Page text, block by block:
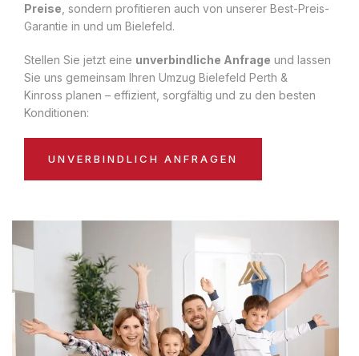
Preise , sondern profitieren auch von unserer Best-Preis-
Garantie in und um Bielefeld.
Stellen Sie jetzt eine unverbindliche Anfrage und lassen
Sie uns gemeinsam Ihren Umzug Bielefeld Perth &
Kinross planen – effizient, sorgfältig und zu den besten
Konditionen:
UNVERBINDLICH ANFRAGEN